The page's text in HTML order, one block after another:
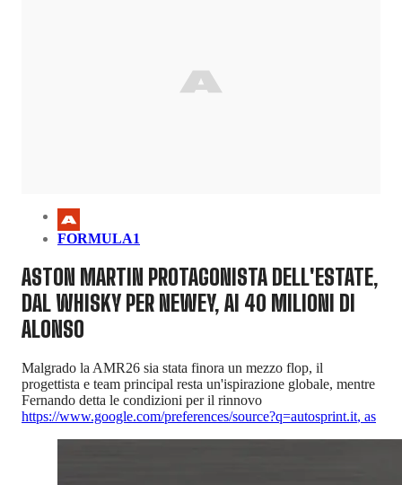
FORMULA1
ASTON MARTIN PROTAGONISTA DELL'ESTATE,
DAL WHISKY PER NEWEY, AI 40 MILIONI DI
ALONSO
Malgrado la AMR26 sia stata finora un mezzo flop, il
progettista e team principal resta un'ispirazione globale, mentre
Fernando detta le condizioni per il rinnovo
https://www.google.com/preferences/source?q=autosprint.it, as